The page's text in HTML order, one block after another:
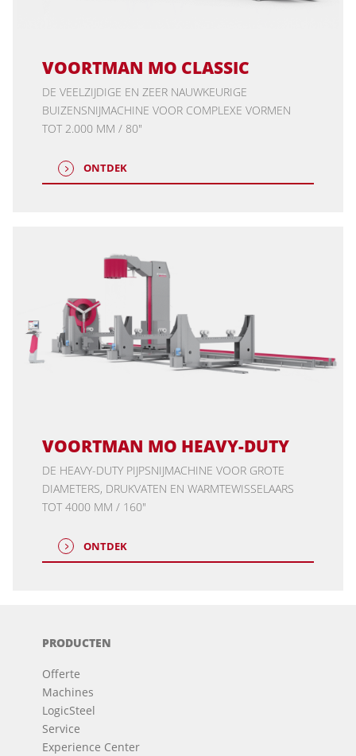
VOORTMAN MO CLASSIC
DE VEELZIJDIGE EN ZEER NAUWKEURIGE
BUIZENSNIJMACHINE VOOR COMPLEXE VORMEN
TOT 2.000 MM / 80"
ONTDEK
VOORTMAN MO HEAVY-DUTY
DE HEAVY-DUTY PIJPSNIJMACHINE VOOR GROTE
DIAMETERS, DRUKVATEN EN WARMTEWISSELAARS
TOT 4000 MM / 160"
ONTDEK
PRODUCTEN
Offerte
Machines
LogicSteel
Service
Experience Center